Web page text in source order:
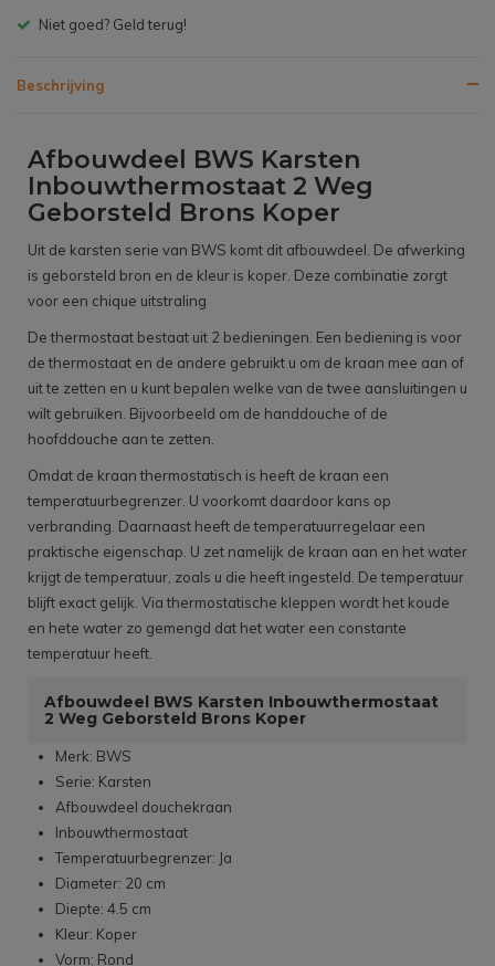
Gratis bezorgen v.a. € 150,- (NL)
Beschrijving
Afbouwdeel BWS Karsten
Inbouwthermostaat 2 Weg
Geborsteld Brons Koper
Uit de karsten serie van BWS komt dit afbouwdeel. De afwerking
is geborsteld bron en de kleur is koper. Deze combinatie zorgt
voor een chique uitstraling
De thermostaat bestaat uit 2 bedieningen. Een bediening is voor
de thermostaat en de andere gebruikt u om de kraan mee aan of
uit te zetten en u kunt bepalen welke van de twee aansluitingen u
wilt gebruiken. Bijvoorbeeld om de handdouche of de
hoofddouche aan te zetten.
Omdat de kraan thermostatisch is heeft de kraan een
temperatuurbegrenzer. U voorkomt daardoor kans op
verbranding. Daarnaast heeft de temperatuurregelaar een
praktische eigenschap. U zet namelijk de kraan aan en het water
krijgt de temperatuur, zoals u die heeft ingesteld. De temperatuur
blijft exact gelijk. Via thermostatische kleppen wordt het koude
en hete water zo gemengd dat het water een constante
temperatuur heeft.
Afbouwdeel BWS Karsten Inbouwthermostaat
2 Weg Geborsteld Brons Koper
Merk: BWS
Serie: Karsten
Afbouwdeel douchekraan
Inbouwthermostaat
Temperatuurbegrenzer: Ja
Diameter: 20 cm
Diepte: 4.5 cm
Kleur: Koper
Vorm: Rond